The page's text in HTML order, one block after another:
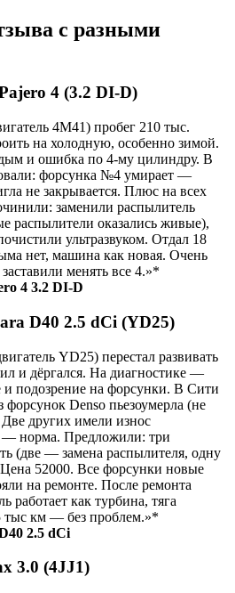
с разными
4 (3.2 DI-D)
4M41) пробег 210 тыс.
на холодную, особенно зимой.
и ошибка по 4-му цилиндру. В
форсунка №4 умирает —
не закрывается. Плюс на всех
заменили распылитель
распылители оказались живые),
ультразвуком. Отдал 18
нет, машина как новая. Очень
менять все 4.»*
4 3.2 DI-D
D40 2.5 dCi (YD25)
YD25) перестал развивать
и дёргался. На диагностике —
подозрение на форсунки. В Сити
Denso пьезоумерла (не
других имели износ
— норма. Предложили: три
(две — замена распылителя, одну
52000. Все форсунки новые
на ремонте. После ремонта
работает как турбина, тяга
тыс км — без проблем.»*
2.5 dCi
3.0 (4JJ1)